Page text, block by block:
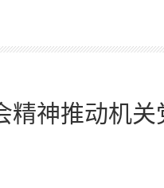
神推动机